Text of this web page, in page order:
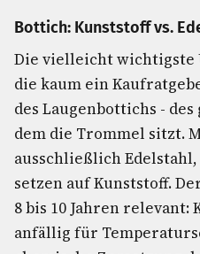
Bottich: Kunststoff vs.
Die vielleicht wichtigste
die kaum ein
des Laugenbottichs -
dem die Trommel sitzt.
ausschließlich
setzen auf Kunststoff.
8 bis 10 Jahren
anfällig für